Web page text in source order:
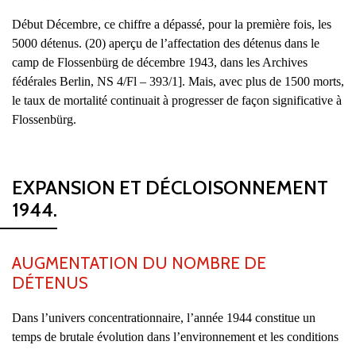
Début Décembre, ce chiffre a dépassé, pour la première fois, les
5000 détenus. (20) aperçu de l’affectation des détenus dans le
camp de Flossenbürg de décembre 1943, dans les Archives
fédérales Berlin, NS 4/Fl – 393/1]. Mais, avec plus de 1500 morts,
le taux de mortalité continuait à progresser de façon significative à
Flossenbürg.
EXPANSION ET DÉCLOISONNEMENT
1944.
AUGMENTATION DU NOMBRE DE
DÉTENUS
Dans l’univers concentrationnaire, l’année 1944 constitue un
temps de brutale évolution dans l’environnement et les conditions